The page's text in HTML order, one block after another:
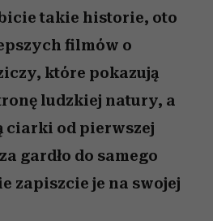
takie historie, oto
filmów o
które pokazują
ludzkiej natury, a
ciarki od pierwszej
gardło do samego
zapiszcie je na swojej